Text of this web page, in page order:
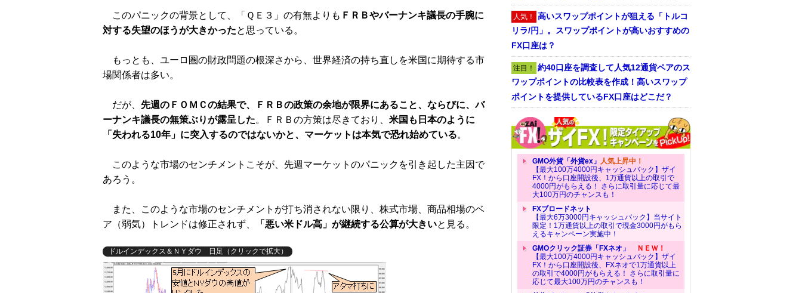
このパニックの背景として、「ＱＥ３」の有無よりも ＦＲＢやバーナンキ議長の手腕に
対する失望のほうが大きかったと思っている。
もっとも、ユーロ圏の財政問題の根深さから、世界経済の持ち直しを米国に期待する市
場関係者は多い。
だが、 先週のＦＯＭＣの結果で、ＦＲＢの政策の余地が限界にあること、ならびに、バ
ーナンキ議長の無策ぶりが露呈した。ＦＲＢの方策は尽きており、 米国も日本のように
「失われる10年」に突入するのではないかと、マーケットは本気で恐れ始めている。
このような市場のセンチメントこそが、先週マーケットのパニックを引き起した主因で
あろう。
また、このような市場のセンチメントが打ち消されない限り、株式市場、商品相場のベ
ア（弱気）トレンドは修正されず、
「悪い米ドル高」が継続する公算が大きいと見る。
ドルインデックス＆ＮＹダウ 日足（クリックで拡大）
人気！ 高いスワップポイントが狙える「トルコ
リラ/円」。スワップポイントが高いおすすめの
FX口座は？
注目！ 約40口座を調査して人気12通貨ペアのス
ワップポイントの比較表を作成！高いスワップ
ポイントを提供しているFX口座はどこだ？
GMO外貨「外貨ex」 人気上昇中！
【最大100万4000円キャッシュバック】ザイ
FX！から口座開設後、1万通貨以上の取引で
4000円がもらえる！ さらに取引量に応じて最
大100万円のチャンスも！
FXブロードネット
【最大6万3000円キャッシュバック】当サイト
限定！1万通貨以上の取引で現金3000円がもら
えるキャンペーン実施中！
GMOクリック証券「FXネオ」
ＮＥＷ！
【最大100万4000円キャッシュバック】ザイ
FX！から口座開設後、FXネオで1万通貨以上
の取引で4000円がもらえる！ さらに取引量に
応じて最大100万円のチャンスも！